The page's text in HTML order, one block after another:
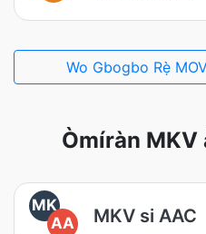
Wo Gbogbo Rẹ̀
Òmíràn
MK
AA
MKV si AAC